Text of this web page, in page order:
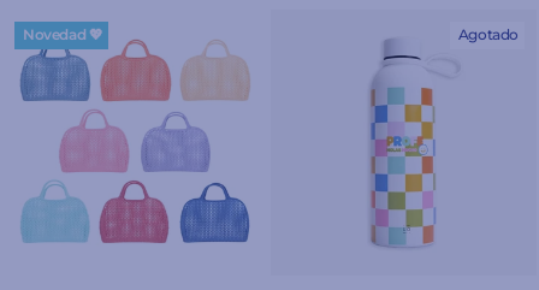
Novedad 💖 Agotado